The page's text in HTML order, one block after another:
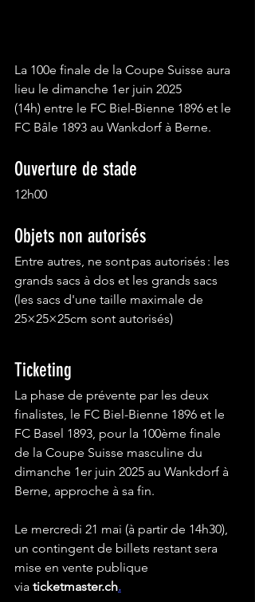
La 100e finale de la Coupe Suisse aura
lieu le dimanche 1er juin 2025
(14h) entre le FC Biel-Bienne 1896 et le
FC Bâle 1893 au Wankdorf à Berne.
Ouverture de stade
12h00
Objets non autorisés
Entre autres, ne sont pas autorisés : les
grands sacs à dos et les grands sacs
(les sacs d'une taille maximale de
25×25×25cm sont autorisés)
Ticketing
La phase de prévente par les deux
finalistes, le FC Biel-Bienne 1896 et le
FC Basel 1893, pour la 100ème finale
de la Coupe Suisse masculine du
dimanche 1er juin 2025 au Wankdorf à
Berne, approche à sa fin.
Le mercredi 21 mai (à partir de 14h30),
un contingent de billets restant sera
mise en vente publique
via ticketmaster.ch.